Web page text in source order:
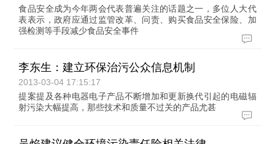
食品安全成为今年两会代表普遍关注的话题之一，多位人大代
表表示，政府应通过监管改革、问责、购买食品安全保险、加
强检测等手段减少食品安全事件
李东生：建立环保治污公众信息机制
2013-03-04 17:15:17
提案提及各种电器电子产品不断增加和更新换代引起的电磁辐
射污染大幅提高，那些技术和质量不过关的产品尤甚